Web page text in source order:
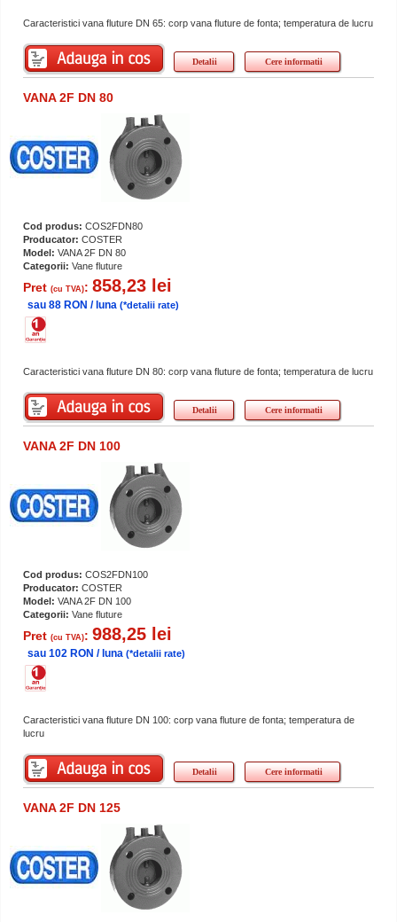
Caracteristici vana fluture DN 65: corp vana fluture de fonta; temperatura de lucru
Detalii Cere informatii
VANA 2F DN 80
Cod produs: COS2FDN80
Producator: COSTER
Model: VANA 2F DN 80
Categorii: Vane fluture
Pret (cu TVA): 858,23 lei
sau 88 RON / luna (*detalii rate)
Caracteristici vana fluture DN 80: corp vana fluture de fonta; temperatura de lucru
Detalii Cere informatii
VANA 2F DN 100
Cod produs: COS2FDN100
Producator: COSTER
Model: VANA 2F DN 100
Categorii: Vane fluture
Pret (cu TVA): 988,25 lei
sau 102 RON / luna (*detalii rate)
Caracteristici vana fluture DN 100: corp vana fluture de fonta; temperatura de
lucru
Detalii Cere informatii
VANA 2F DN 125